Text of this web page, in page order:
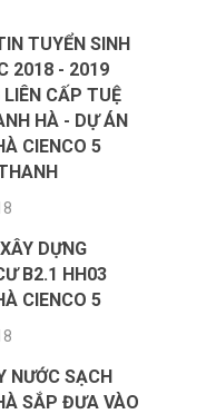
TUYỂN SINH
2018 - 2019
LIÊN CẤP TUỆ
HÀ - DỰ ÁN
CIENCO 5
DỰNG
B2.1 HH03
CIENCO 5
NƯỚC SẠCH
SẮP ĐƯA VÀO